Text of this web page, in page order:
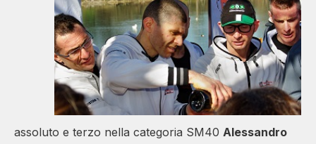
assoluto e terzo nella categoria SM40 Alessandro